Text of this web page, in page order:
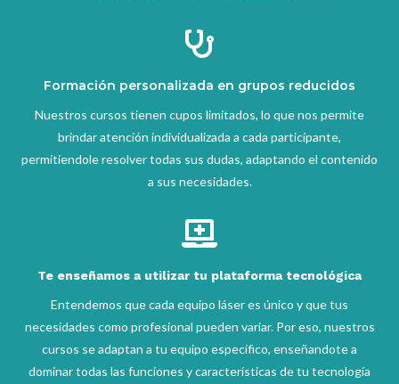

Formación personalizada en grupos reducidos
Nuestros cursos tienen cupos limitados, lo que nos permite
brindar atención individualizada a cada participante,
permitiendole resolver todas sus dudas, adaptando el contenido
a sus necesidades.

Te enseñamos a utilizar tu plataforma tecnológica
Entendemos que cada equipo láser es único y que tus
necesidades como profesional pueden variar. Por eso, nuestros
cursos se adaptan a tu equipo específico, enseñandote a
dominar todas las funciones y características de tu tecnología